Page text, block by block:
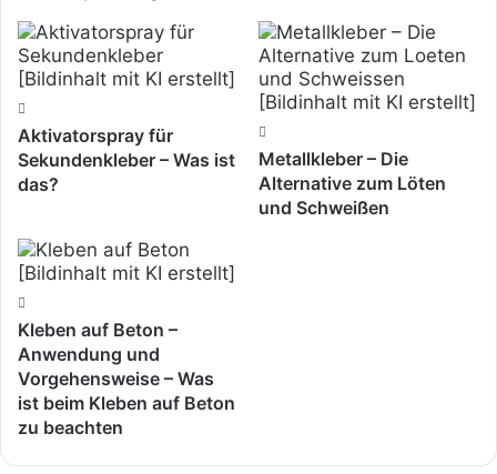
Aktivatorspray für
Sekundenkleber – Was ist
das?
Metallkleber – Die
Alternative zum Löten
und Schweißen
Kleben auf Beton –
Anwendung und
Vorgehensweise – Was
ist beim Kleben auf Beton
zu beachten